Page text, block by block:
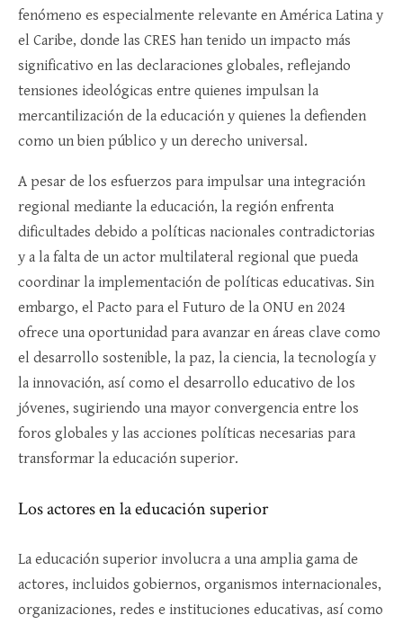
fenómeno es especialmente relevante en América Latina y
el Caribe, donde las CRES han tenido un impacto más
significativo en las declaraciones globales, reflejando
tensiones ideológicas entre quienes impulsan la
mercantilización de la educación y quienes la defienden
como un bien público y un derecho universal.
A pesar de los esfuerzos para impulsar una integración
regional mediante la educación, la región enfrenta
dificultades debido a políticas nacionales contradictorias
y a la falta de un actor multilateral regional que pueda
coordinar la implementación de políticas educativas. Sin
embargo, el Pacto para el Futuro de la ONU en 2024
ofrece una oportunidad para avanzar en áreas clave como
el desarrollo sostenible, la paz, la ciencia, la tecnología y
la innovación, así como el desarrollo educativo de los
jóvenes, sugiriendo una mayor convergencia entre los
foros globales y las acciones políticas necesarias para
transformar la educación superior.
Los actores en la educación superior
La educación superior involucra a una amplia gama de
actores, incluidos gobiernos, organismos internacionales,
organizaciones, redes e instituciones educativas, así como